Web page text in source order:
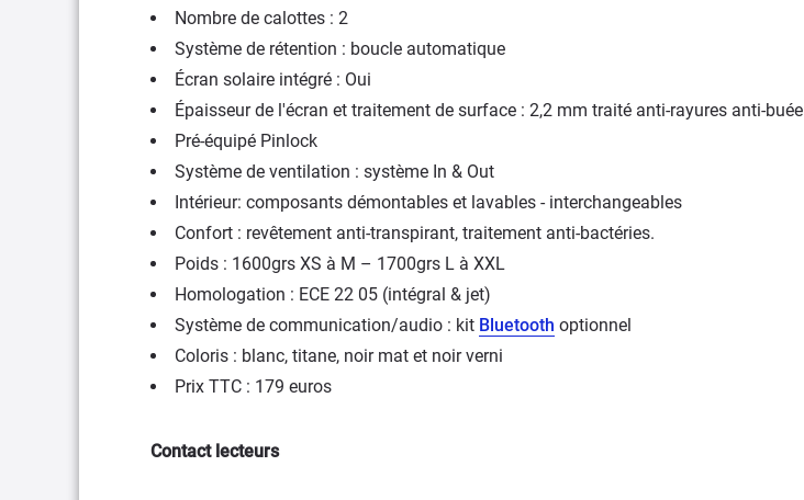
Nombre de calottes : 2
Système de rétention : boucle automatique
Écran solaire intégré : Oui
Épaisseur de l'écran et traitement de surface : 2,2 mm traité anti-rayures anti-buée
Pré-équipé Pinlock
Système de ventilation : système In & Out
Intérieur: composants démontables et lavables - interchangeables
Confort : revêtement anti-transpirant, traitement anti-bactéries.
Poids : 1600grs XS à M – 1700grs L à XXL
Homologation : ECE 22 05 (intégral & jet)
Système de communication/audio : kit Bluetooth optionnel
Coloris : blanc, titane, noir mat et noir verni
Prix TTC : 179 euros
Contact lecteurs